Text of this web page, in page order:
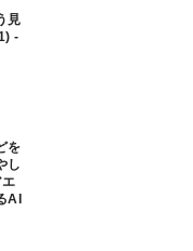
見
-
を
し
AI